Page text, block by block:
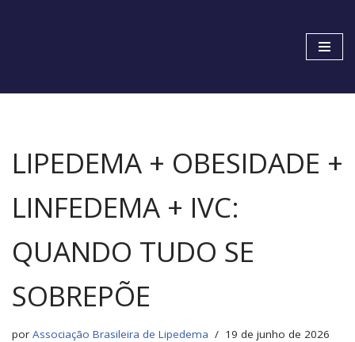
LIPEDEMA + OBESIDADE +
LINFEDEMA + IVC:
QUANDO TUDO SE
SOBREPÕE
por Associação Brasileira de Lipedema 19 de junho de 2026